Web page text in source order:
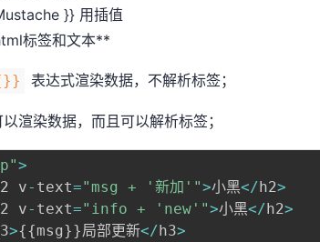
}} 用插值
标签和文本**
表达式渲染数据，不解析标签；
渲染数据，而且可以解析标签；
>
v- text="msg + '新加'">小黑</ h2>
v- text="info + 'new'">小黑</ h2>
>{{msg}}局部更新</ h3>